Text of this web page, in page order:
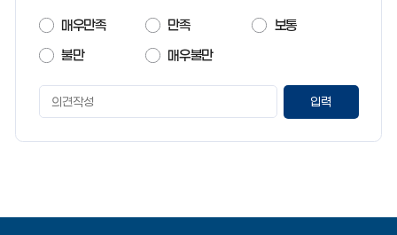
지
만
족
도
매우만족 만족
보통
불만
매우불만
페
만
가